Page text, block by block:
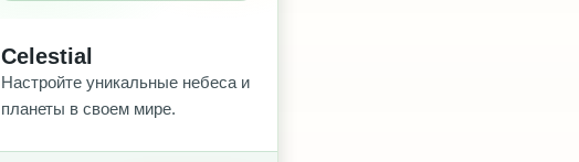
Celestial
Настройте уникальные небеса и
планеты в своем мире.